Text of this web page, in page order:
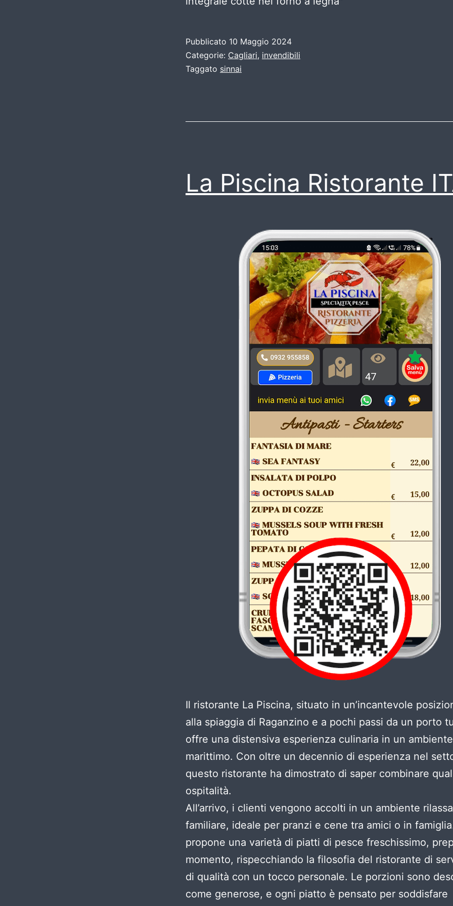
Pubblicato 10 Maggio 2024
Categorie: Cagliari, invendibili
Taggato sinnai
La Piscina Ristorante
Il ristorante La Piscina, situato in un’incantevole
alla spiaggia di Raganzino e a pochi passi da un porto
offre una distensiva esperienza culinaria in un ambiente
marittimo. Con oltre un decennio di esperienza nel
questo ristorante ha dimostrato di saper combinare
ospitalità.
All’arrivo, i clienti vengono accolti in un ambiente
familiare, ideale per pranzi e cene tra amici o in
propone una varietà di piatti di pesce freschissimo,
momento, rispecchiando la filosofia del ristorante di
di qualità con un tocco personale. Le porzioni sono
come generose, e ogni piatto è pensato per soddisfare